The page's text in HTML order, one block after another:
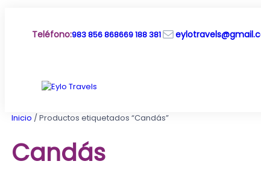
contenidoTeléfono:983 856 868669 188 381Correo electrónico
Inicio / Productos etiquetados “Candás”
Candás